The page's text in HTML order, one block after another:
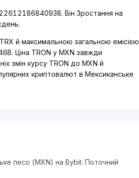
Він Зростання на
й максимальною загальною емісією
Ціна TRON у MXN завжди
змін курсу TRON до MXN й
криптовалют в Мексиканське
песо (MXN) на Bybit. Поточний